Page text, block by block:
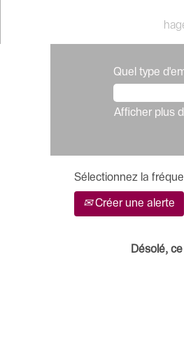
Quel type
Afficher plus
Sélectionnez la
Créer une alerte
Désolé,